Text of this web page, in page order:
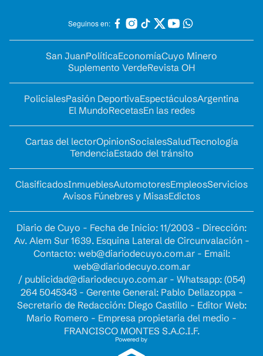
Seguinos en:
San JuanPolíticaEconomíaCuyo Minero
Suplemento VerdeRevista OH
PolicialesPasión DeportivaEspectáculosArgentina
El MundoRecetasEn las redes
Cartas del lectorOpinionSocialesSaludTecnología
TendenciaEstado del tránsito
ClasificadosInmueblesAutomotoresEmpleosServicios
Avisos Fúnebres y MisasEdictos
Diario de Cuyo - Fecha de Inicio: 11/2003 - Dirección:
Av. Alem Sur 1639. Esquina Lateral de Circunvalación -
Contacto: web@diariodecuyo.com.ar- Email:
web@diariodecuyo.com.ar
/ publicidad@diariodecuyo.com.ar- Whatsapp: (054)
264 5045343 - Gerente General: Pablo Dellazoppa -
Secretario de Redacción: Diego Castillo - Editor Web:
Mario Romero - Empresa propietaria del medio -
FRANCISCO MONTES S.A.C.I.F.